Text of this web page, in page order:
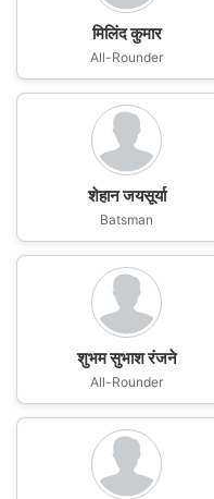
मिलिंद कुमार
All-Rounder
शेहान जयसूर्या
Batsman
शुभम सुभाश रंजने
All-Rounder